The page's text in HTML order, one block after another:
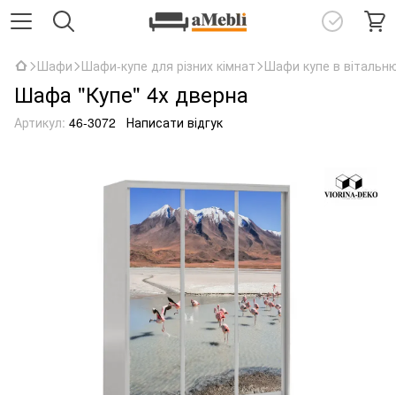
Шафи Шафи-купе для різних кімнат Шафи купе в
Шафа "Купе" 4х дверна
Артикул: 46-3072 Написати відгук